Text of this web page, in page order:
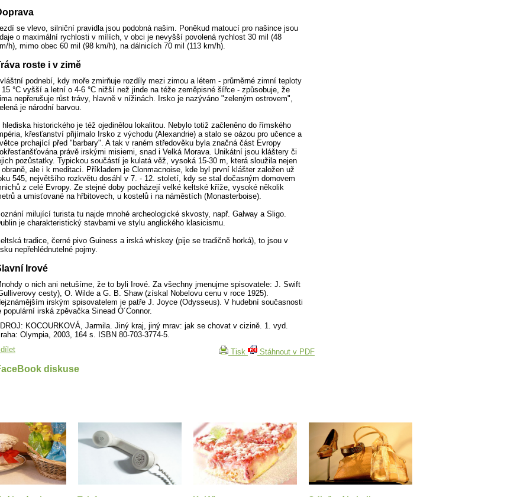
se vlevo, silniční pravidla jsou podobná našim. Poněkud matoucí pro našince jsou
o maximální rychlosti v mílích, v obci je nevyšší povolená rychlost 30 mil (48
h), mimo obec 60 mil (98 km/h), na dálnicích 70 mil (113 km/h).
roste i v zimě
podnebí, kdy moře zmirňuje rozdíly mezi zimou a létem - průměrné zimní teploty
15 °C vyšší a letní o 4-6 °C nižší než jinde na téže zeměpisné šířce - způsobuje, že
nepřerušuje růst trávy, hlavně v nížinách. Irsko je nazýváno "zeleným ostrovem",
je národní barvou.
hlediska historického je též ojedinělou lokalitou. Nebylo totiž začleněno do římského
křesťanství přijímalo Irsko z východu (Alexandrie) a stalo se oázou pro učence a
prchající před "barbary". A tak v raném středověku byla značná část Evropy
právě irskými misiemi, snad i Velká Morava. Unikátní jsou kláštery či
pozůstatky. Typickou součástí je kulatá věž, vysoká 15-30 m, která sloužila nejen
obraně, ale i k meditaci. Příkladem je Clonmacnoise, kde byl první klášter založen už
545, největšího rozkvětu dosáhl v 7. - 12. století, kdy se stal dočasným domovem
z celé Evropy. Ze stejné doby pocházejí velké keltské kříže, vysoké několik
a umisťované na hřbitovech, u kostelů i na náměstích (Monasterboise).
milující turista tu najde mnohé archeologické skvosty, např. Galway a Sligo.
je charakteristický stavbami ve stylu anglického klasicismu.
tradice, černé pivo Guiness a irská whiskey (pije se tradičně horká), to jsou v
nepřehlédnutelné pojmy.
Irové
o nich ani netušíme, že to byli Irové. Za všechny jmenujme spisovatele: J. Swift
cesty), O. Wilde a G. B. Shaw (získal Nobelovu cenu v roce 1925).
irským spisovatelem je patře J. Joyce (Odysseus). V hudební současnosti
populární irská zpěvačka Sinead O´Connor.
KOCOURKOVÁ, Jarmila. Jiný kraj, jiný mrav: jak se chovat v cizině. 1. vyd.
Olympia, 2003, 164 s. ISBN 80-703-3774-5.
Tisk Stáhnout v PDF
diskuse